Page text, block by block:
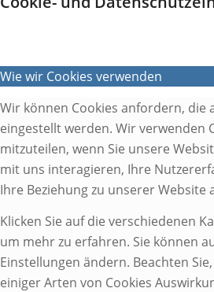
Wie wir Cookies verwenden
Wir können Cookies anfordern, die
eingestellt werden. Wir verwenden
mitzuteilen, wenn Sie unsere
mit uns interagieren, Ihre
Ihre Beziehung zu unserer Website
Klicken Sie auf die verschiedenen
um mehr zu erfahren. Sie können
Einstellungen ändern. Beachten
einiger Arten von Cookies